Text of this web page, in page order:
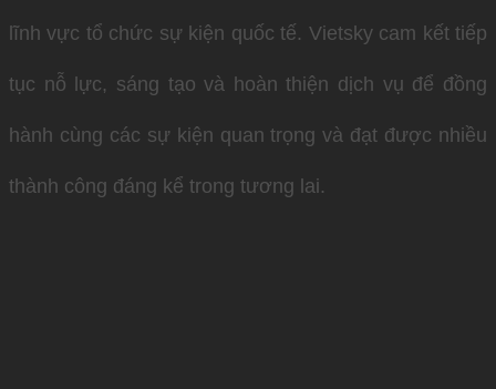
lĩnh vực tổ chức sự kiện quốc tế. Vietsky cam kết tiếp
tục nỗ lực, sáng tạo và hoàn thiện dịch vụ để đồng
hành cùng các sự kiện quan trọng và đạt được nhiều
thành công đáng kể trong tương lai.